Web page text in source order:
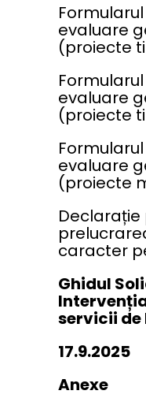
Formularul
evaluare
(proiecte
Formularul
evaluare
(proiecte
Formularul
evaluare
(proiecte
Declarație
caracter
Ghidul
servicii de
17.9.2025
Anexe